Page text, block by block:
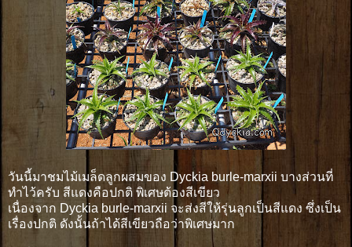
วันนี้มาชมไม้เมล็ดลูกผสมของ Dyckia burle-marxii บางส่วนที่
ทำไว้ครับ สีแดงคือปกติ พิเศษต้องสีเขียว
เนื่องจาก Dyckia burle-marxii จะส่งสีให้รุ่นลูกเป็นสีแดง ซึ่งเป็น
เรื่องปกติ ดังนั้นถ้าได้สีเขียวถือว่าพิเศษมาก